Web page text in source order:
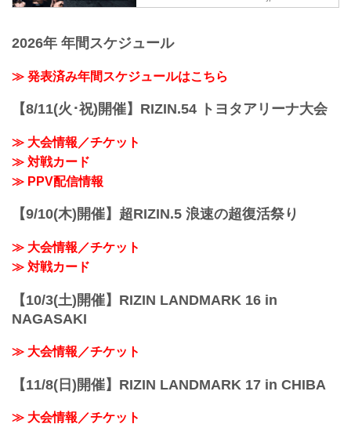
ャルサイト
配信チケットが、5月15日（金）12時より
ABEMA、U-NEXTにて販売がスタートし
たぞ！（※スカパー！は5/23(土)販売開
お得なPPV前売りチケットは、大会前日
2026年 年間スケジュール
≫ 発表済み年間スケジュールはこちら
【8/11(火･祝)開催】RIZIN.54 トヨタアリーナ大会
≫ 大会情報／チケット
≫ 対戦カード
≫ PPV配信情報
【9/10(木)開催】超RIZIN.5 浪速の超復活祭り
≫ 大会情報／チケット
≫ 対戦カード
【10/3(土)開催】RIZIN LANDMARK 16 in
NAGASAKI
≫ 大会情報／チケット
【11/8(日)開催】RIZIN LANDMARK 17 in CHIBA
≫ 大会情報／チケット